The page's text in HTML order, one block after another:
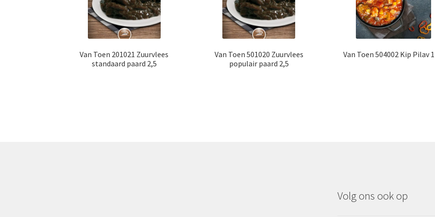
Van Toen 201021 Zuurvlees
standaard paard 2,5
Van Toen 501020 Zuurvlees
populair paard 2,5
Van Toen 504002 Kip Pilav
Volg ons ook op